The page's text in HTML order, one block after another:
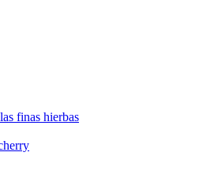
finas hierbas